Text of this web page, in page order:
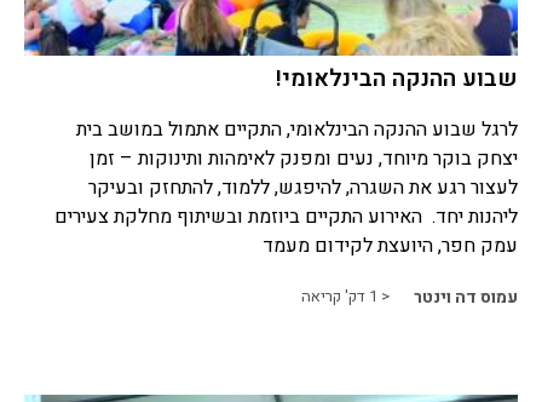
שבוע ההנקה הבינלאומי!
לרגל שבוע ההנקה הבינלאומי, התקיים אתמול במושב בית
יצחק בוקר מיוחד, נעים ומפנק לאימהות ותינוקות – זמן
לעצור רגע את השגרה, להיפגש, ללמוד, להתחזק ובעיקר
ליהנות יחד. האירוע התקיים ביוזמת ובשיתוף מחלקת צעירים
עמק חפר, היועצת לקידום מעמד
עמוס דה וינטר < 1 דק' קריאה